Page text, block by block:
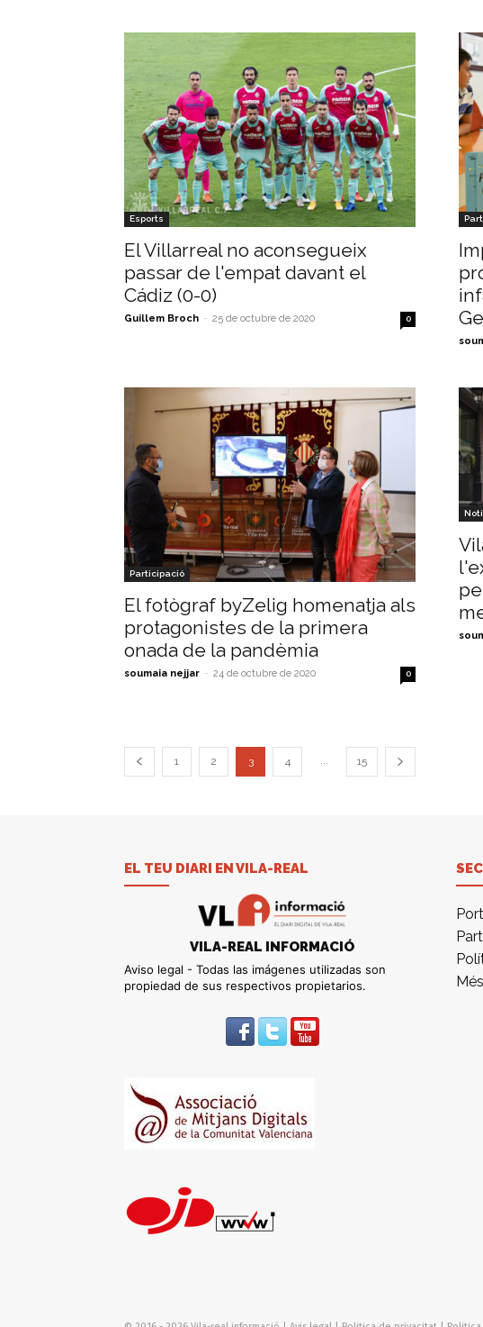
Esports
El Villarreal no aconsegueix
passar de l'empat davant el
Cádiz (0-0)
Guillem Broch - 25 de octubre de 2020 0
Participació
El fotògraf byZelig homenatja als
protagonistes de la primera
onada de la pandèmia
soumaia nejjar - 24 de octubre de 2020 0
1 2 3 4 ... 15
EL TEU DIARI EN VILA-REAL
VILA-REAL INFORMACIÓ
Aviso legal - Todas las imágenes utilizadas son
propiedad de sus respectivos propietarios.